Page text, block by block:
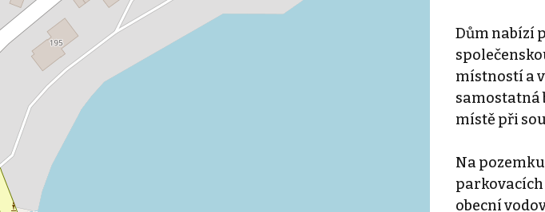
Dům nabízí
místností a
samostatná
místě při
Na
parkovacích
obecní